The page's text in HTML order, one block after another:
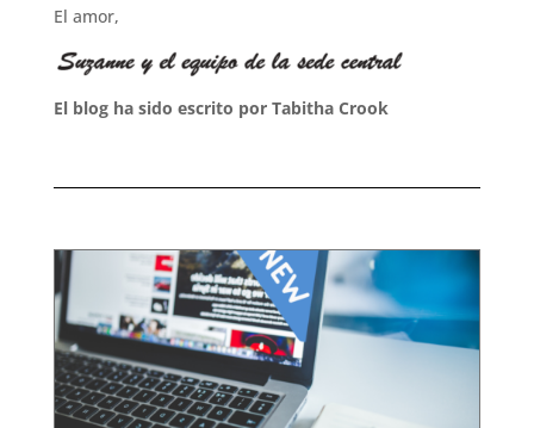
El amor,
El blog ha sido escrito por Tabitha Crook